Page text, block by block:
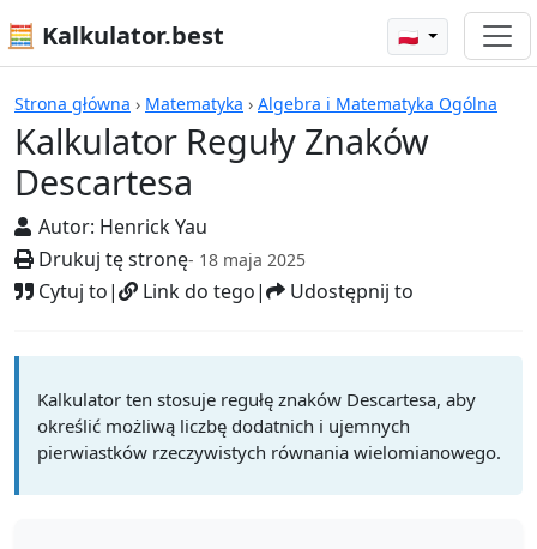
🧮 Kalkulator.best 🇵🇱
Strona główna › Matematyka › Algebra i Matematyka Ogólna
Kalkulator Reguły Znaków
Descartesa
Autor: Henrick Yau
Drukuj tę stronę- 18 maja 2025
Cytuj to| Link do tego| Udostępnij to
Kalkulatory
Kalkulator ten stosuje regułę znaków Descartesa, aby
określić możliwą liczbę dodatnich i ujemnych
pierwiastków rzeczywistych równania wielomianowego.